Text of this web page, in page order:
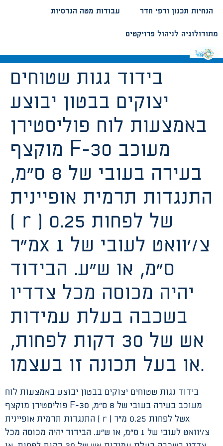
עבודות מטה הנדסיות הנחיות תכנון ודפי חדר
מתודולוגיה לניהול פרויקטים
בידוד גגות שטוחים
יצוקים בבטון יבוצע
באמצעות לוח פוליסטירן
מוקצף F-30 מעוכב
בעירה בעובי של 8 ס”מ,
התנגדות תרמית אופיינית
( r ) של לפחות 0.25
מ”רx צ/’וואט לעובי של 1
ס”מ, או ש”ע. הבידוד
יהיה מכוסה מכל צדדיו
בשכבה בעלת עמידות
אש של 30 דקות לפחות,
או בעל תכונה זו בעצמו.
בידוד גגות שטוחים יצוקים בבטון יבוצע באמצעות לוח
פוליסטירן מוקצף F-30 מעוכב בעירה בעובי של 8 ס”מ,
התנגדות תרמית אופיינית ( r ) של לפחות 0.25 מ”רx
צ/’וואט לעובי של 1 ס”מ, או ש”ע. הבידוד יהיה מכוסה מכל